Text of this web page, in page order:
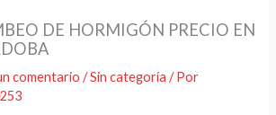
DE HORMIGÓN PRECIO EN
comentario /Sin categoría / Por